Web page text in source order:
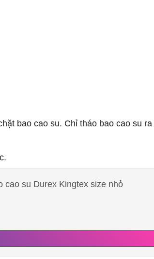
bao cao su. Chỉ tháo bao cao su
su Durex Kingtex size nhỏ